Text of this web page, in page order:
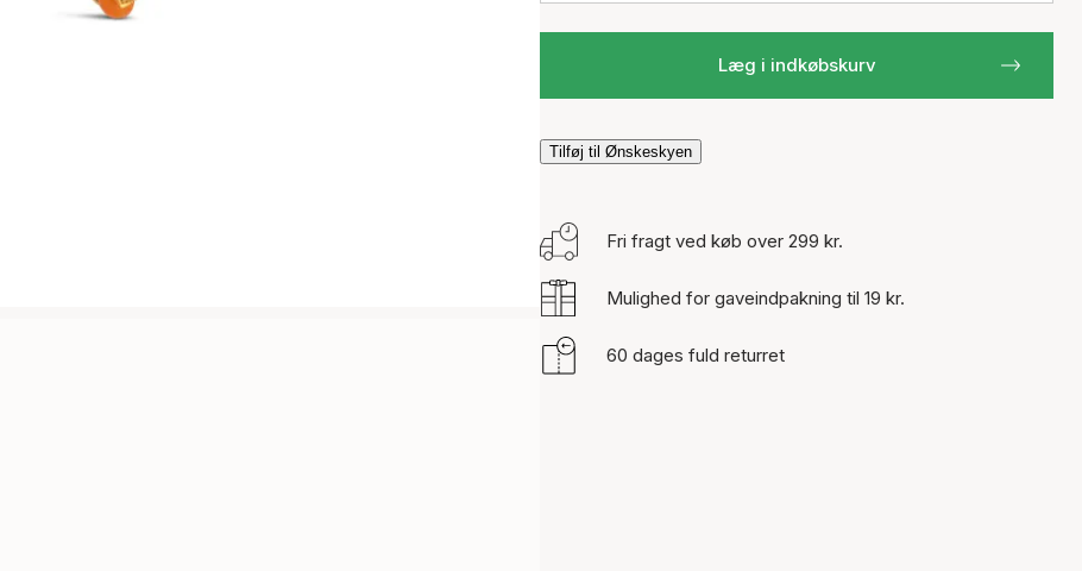
Læg i indkøbskurv
Tilføj til Ønskeskyen
Fri fragt ved køb over 299 kr.
Mulighed for gaveindpakning til 19 kr.
60 dages fuld returret